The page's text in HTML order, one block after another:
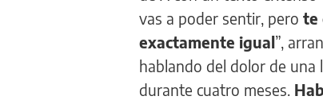
vas a poder sentir, pero te
exactamente igual”,
hablando del dolor de una
durante cuatro meses.